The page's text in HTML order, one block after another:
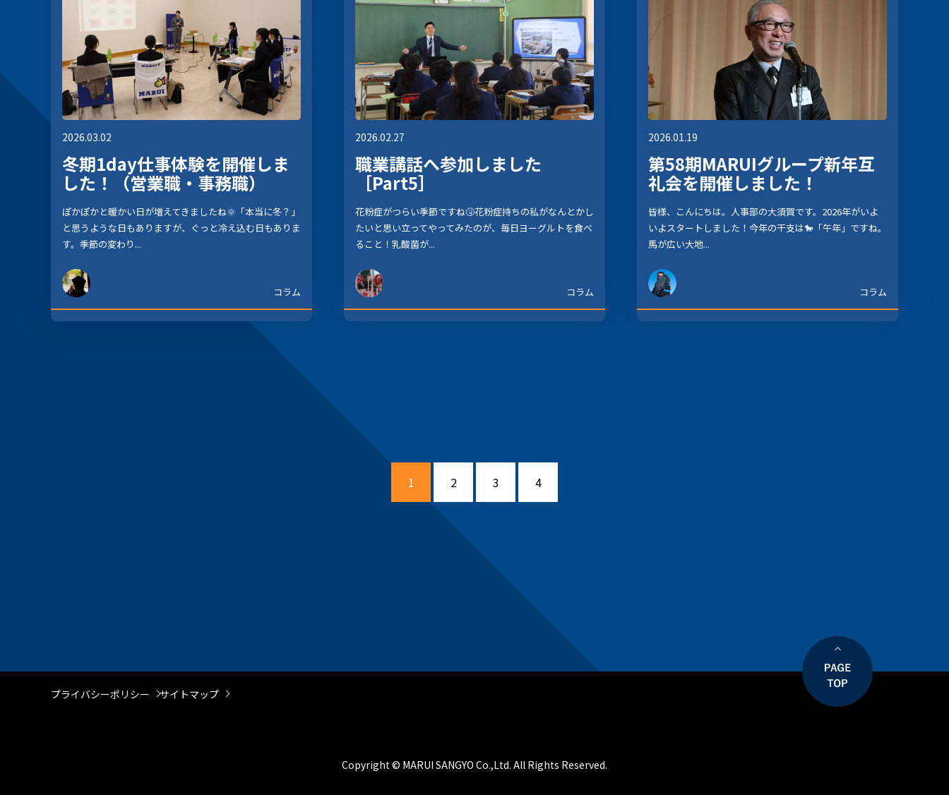
2026.03.02
冬期1day仕事体験を開催しま
した！（営業職・事務職）
ぽかぽかと暖かい日が増えてきましたね🌞「本当に冬？」
と思うような日もありますが、ぐっと冷え込む日もありま
す。季節の変わり...
コラム
2026.02.27
職業講話へ参加しました
［Part5］
花粉症がつらい季節ですね🤧花粉症持ちの私がなんとかし
たいと思い立ってやってみたのが、毎日ヨーグルトを食べ
ること！乳酸菌が...
コラム
2026.01.19
第58期MARUIグループ新年互
礼会を開催しました！
皆様、こんにちは。人事部の大須賀です。2026年がいよ
いよスタートしました！今年の干支は🐎「午年」ですね。
馬が広い大地...
コラム
1 2 3 4
プライバシーポリシー サイトマップ
Copyright © MARUI SANGYO Co.,Ltd. All Rights Reserved.